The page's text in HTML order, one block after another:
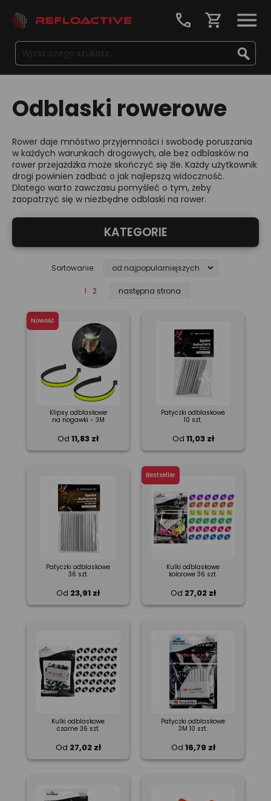
call shopping_cart
Odblaski rowerowe
Rower daje mnóstwo przyjemności i swobodę poruszania
w każdych warunkach drogowych, ale bez odblasków na
rower przejażdżka może skończyć się źle. Każdy użytkownik
drogi powinien zadbać o jak najlepszą widoczność.
Dlatego warto zawczasu pomyśleć o tym, żeby
zaopatrzyć się w niezbędne odblaski na rower.
KATEGORIE
Sortowanie:
1 2 następna strona
Nowość
Klipsy odblaskowe
na nogawki - 3M
Od 11,83 zł
Patyczki odblaskowe
10 szt.
Od 11,03 zł
Patyczki odblaskowe
36 szt.
Od 23,91 zł
Bestseller
Kulki odblaskowe
kolorowe 36 szt.
Od 27,02 zł
Kulki odblaskowe
czarne 36 szt.
Od 27,02 zł
Patyczki odblaskowe
3M 10 szt.
Od 16,79 zł